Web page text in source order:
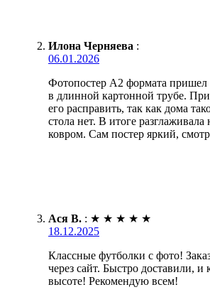
Илона Черняева :
06.01.2026
Фотопостер А2 формата пришел
в длинной картонной трубе.
его расправить, так как дома
стола нет. В итоге
ковром. Сам постер яркий,
Ася В. : ★ ★ ★ ★ ★
18.12.2025
Классные футболки с фото!
через сайт. Быстро доставили, и
высоте! Рекомендую всем!